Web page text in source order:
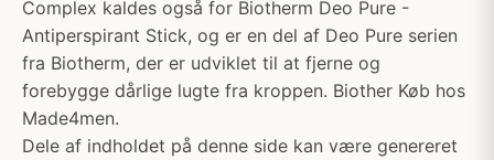
Complex kaldes også for Biotherm Deo Pure -
Antiperspirant Stick, og er en del af Deo Pure serien
fra Biotherm, der er udviklet til at fjerne og
forebygge dårlige lugte fra kroppen. Biother Køb hos
Made4men.
Dele af indholdet på denne side kan være genereret